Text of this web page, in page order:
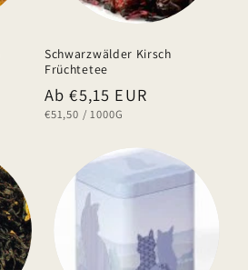
Schwarzwälder Kirsch
Früchtetee
Normaler
Preis
Ab €5,15 EUR
GRUNDPREIS
€51,50 / PRO
1000G